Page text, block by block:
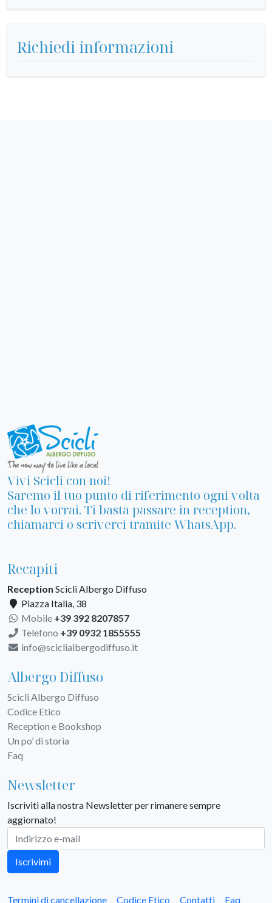
Richiedi informazioni
Vivi Scicli con noi!
Saremo il tuo punto di riferimento ogni volta
che lo vorrai. Ti basta passare in reception,
chiamarci o scriverci tramite WhatsApp.
Recapiti
Reception Scicli Albergo Diffuso
Piazza Italia, 38
Mobile +39 392 8207857
Telefono +39 0932 1855555
info@sciclialbergodiffuso.it
Albergo Diffuso
Scicli Albergo Diffuso
Codice Etico
Reception e Bookshop
Un po’ di storia
Faq
Newsletter
Iscriviti alla nostra Newsletter per rimanere sempre
aggiornato!
Iscrivimi
Termini di cancellazione Codice Etico Contatti Faq